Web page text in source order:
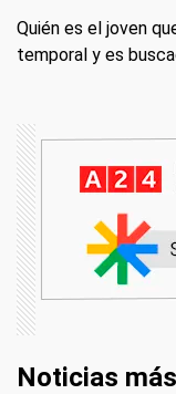
Quién es el joven
temporal y es
Noticias